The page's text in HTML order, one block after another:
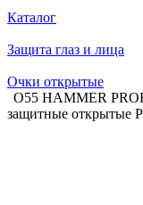
Каталог
Защита глаз и лица
Очки открытые
О55 HAMMER
защитные